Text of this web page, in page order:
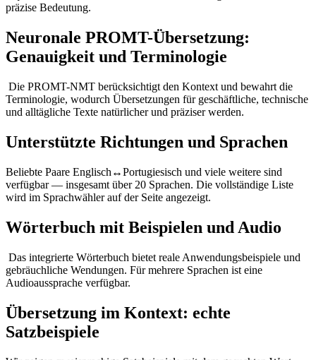
präzise Bedeutung.
Neuronale PROMT-Übersetzung:
Genauigkeit und Terminologie
Die PROMT-NMT berücksichtigt den Kontext und bewahrt die
Terminologie, wodurch Übersetzungen für geschäftliche, technische
und alltägliche Texte natürlicher und präziser werden.
Unterstützte Richtungen und Sprachen
Beliebte Paare Englisch↔Portugiesisch und viele weitere sind
verfügbar — insgesamt über 20 Sprachen. Die vollständige Liste
wird im Sprachwähler auf der Seite angezeigt.
Wörterbuch mit Beispielen und Audio
Das integrierte Wörterbuch bietet reale Anwendungsbeispiele und
gebräuchliche Wendungen. Für mehrere Sprachen ist eine
Audioaussprache verfügbar.
Übersetzung im Kontext: echte
Satzbeispiele